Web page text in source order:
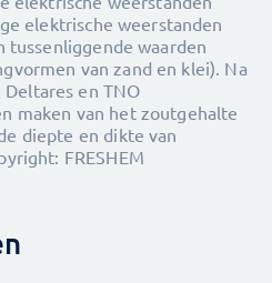
elektrische weerstanden
tussenliggende waarden
van zand en klei). Na
en TNO
maken van het zoutgehalte
diepte en dikte van
FRESHEM